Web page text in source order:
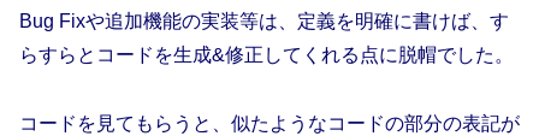
Bug Fixや追加機能の実装等は、定義を明確に書けば、す
らすらとコードを生成&修正してくれる点に脱帽でした。
コードを見てもらうと、似たようなコードの部分の表記が